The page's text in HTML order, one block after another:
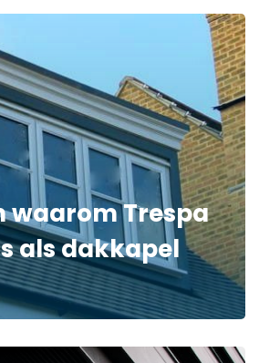
waarom Trespa
als dakkapel